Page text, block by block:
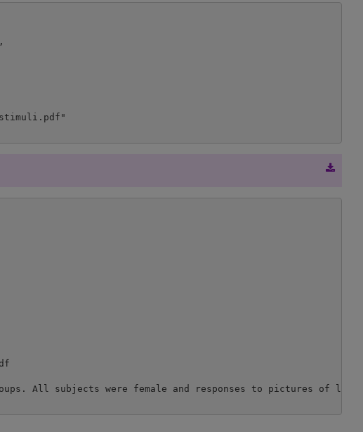
All subjects were female and responses to pictures of